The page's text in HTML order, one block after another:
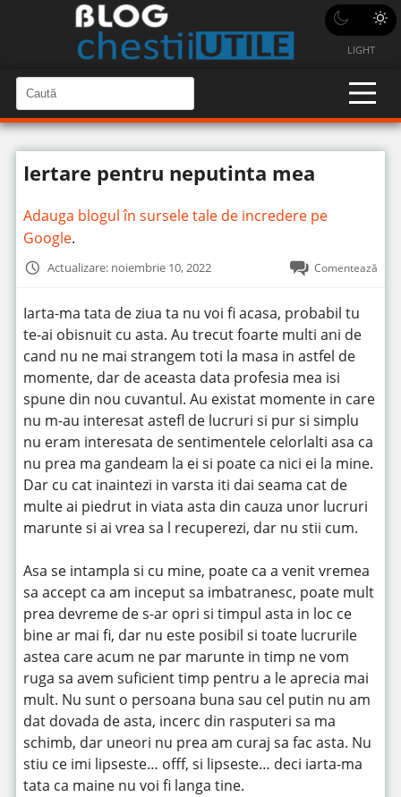
LIGHT
a
u
t
n
C
a
u
î
n
t
Iertare pentru neputinta mea
Adauga blogul în sursele tale de incredere pe
Google.
Actualizare: noiembrie 10, 2022 Comentează
Iarta-ma tata de ziua ta nu voi fi acasa, probabil tu
te-ai obisnuit cu asta. Au trecut foarte multi ani de
cand nu ne mai strangem toti la masa in astfel de
momente, dar de aceasta data profesia mea isi
spune din nou cuvantul. Au existat momente in care
nu m-au interesat astefl de lucruri si pur si simplu
nu eram interesata de sentimentele celorlalti asa ca
nu prea ma gandeam la ei si poate ca nici ei la mine.
Dar cu cat inaintezi in varsta iti dai seama cat de
multe ai piedrut in viata asta din cauza unor lucruri
marunte si ai vrea sa l recuperezi, dar nu stii cum.
Asa se intampla si cu mine, poate ca a venit vremea
sa accept ca am inceput sa imbatranesc, poate mult
prea devreme de s-ar opri si timpul asta in loc ce
bine ar mai fi, dar nu este posibil si toate lucrurile
astea care acum ne par marunte in timp ne vom
ruga sa avem suficient timp pentru a le aprecia mai
mult. Nu sunt o persoana buna sau cel putin nu am
dat dovada de asta, incerc din rasputeri sa ma
schimb, dar uneori nu prea am curaj sa fac asta. Nu
stiu ce imi lipseste… offf, si lipseste… deci iarta-ma
tata ca maine nu voi fi langa tine.